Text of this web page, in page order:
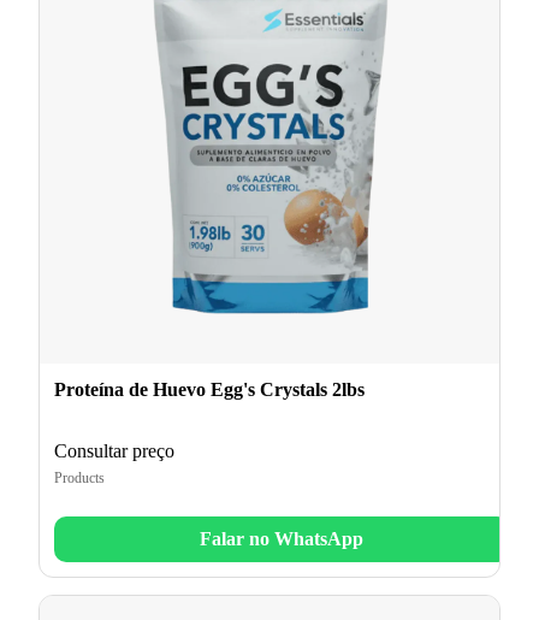
Proteína de Huevo Egg's Crystals 2lbs
Consultar preço
Products
Falar no WhatsApp